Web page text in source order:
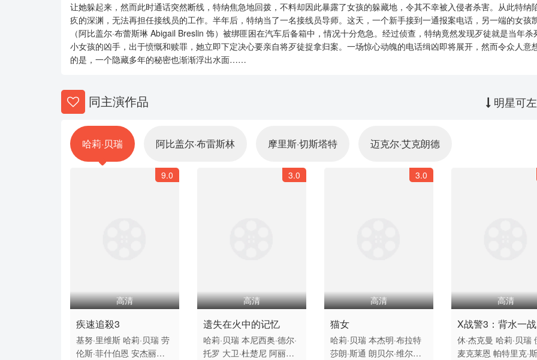
让她躲起来，然而此时通话突然断线，特纳焦急地回拨，不料却因此暴露了女孩的躲藏地，令其不幸被入侵者杀害。从此特纳
疚的深渊，无法再担任接线员的工作。半年后，特纳当了一名接线员导师。这天，一个新手接到一通报案电话，另一端的女孩
（阿比盖尔·布蕾斯琳 Abigail Breslin 饰）被绑匪困在汽车后备箱中，情况十分危急。经过侦查，特纳竟然发现歹徒就是当年杀
小女孩的凶手，出于愤慨和赎罪，她立即下定决心要亲自将歹徒捉拿归案。一场惊心动魄的电话缉凶即将展开，然而令众人意
的是，一个隐藏多年的秘密也渐渐浮出水面……
同主演作品 明星可
哈莉·贝瑞 阿比盖尔·布雷斯林 摩里斯·切斯塔特 迈克尔·艾克朗德
9.0
高清
疾速追殺3
基努·里维斯 哈莉·贝瑞 劳
伦斯·菲什伯恩 安杰丽卡·
3.0
高清
遗失在火中的记忆
哈莉·贝瑞 本尼西奥·德尔·
托罗 大卫·杜楚尼 阿丽克
3.0
高清
猫女
哈莉·贝瑞 本杰明·布拉特
莎朗·斯通 朗贝尔·维尔森
高清
X战警3：背水一战
休·杰克曼 哈莉·贝瑞
麦克莱恩 帕特里克·